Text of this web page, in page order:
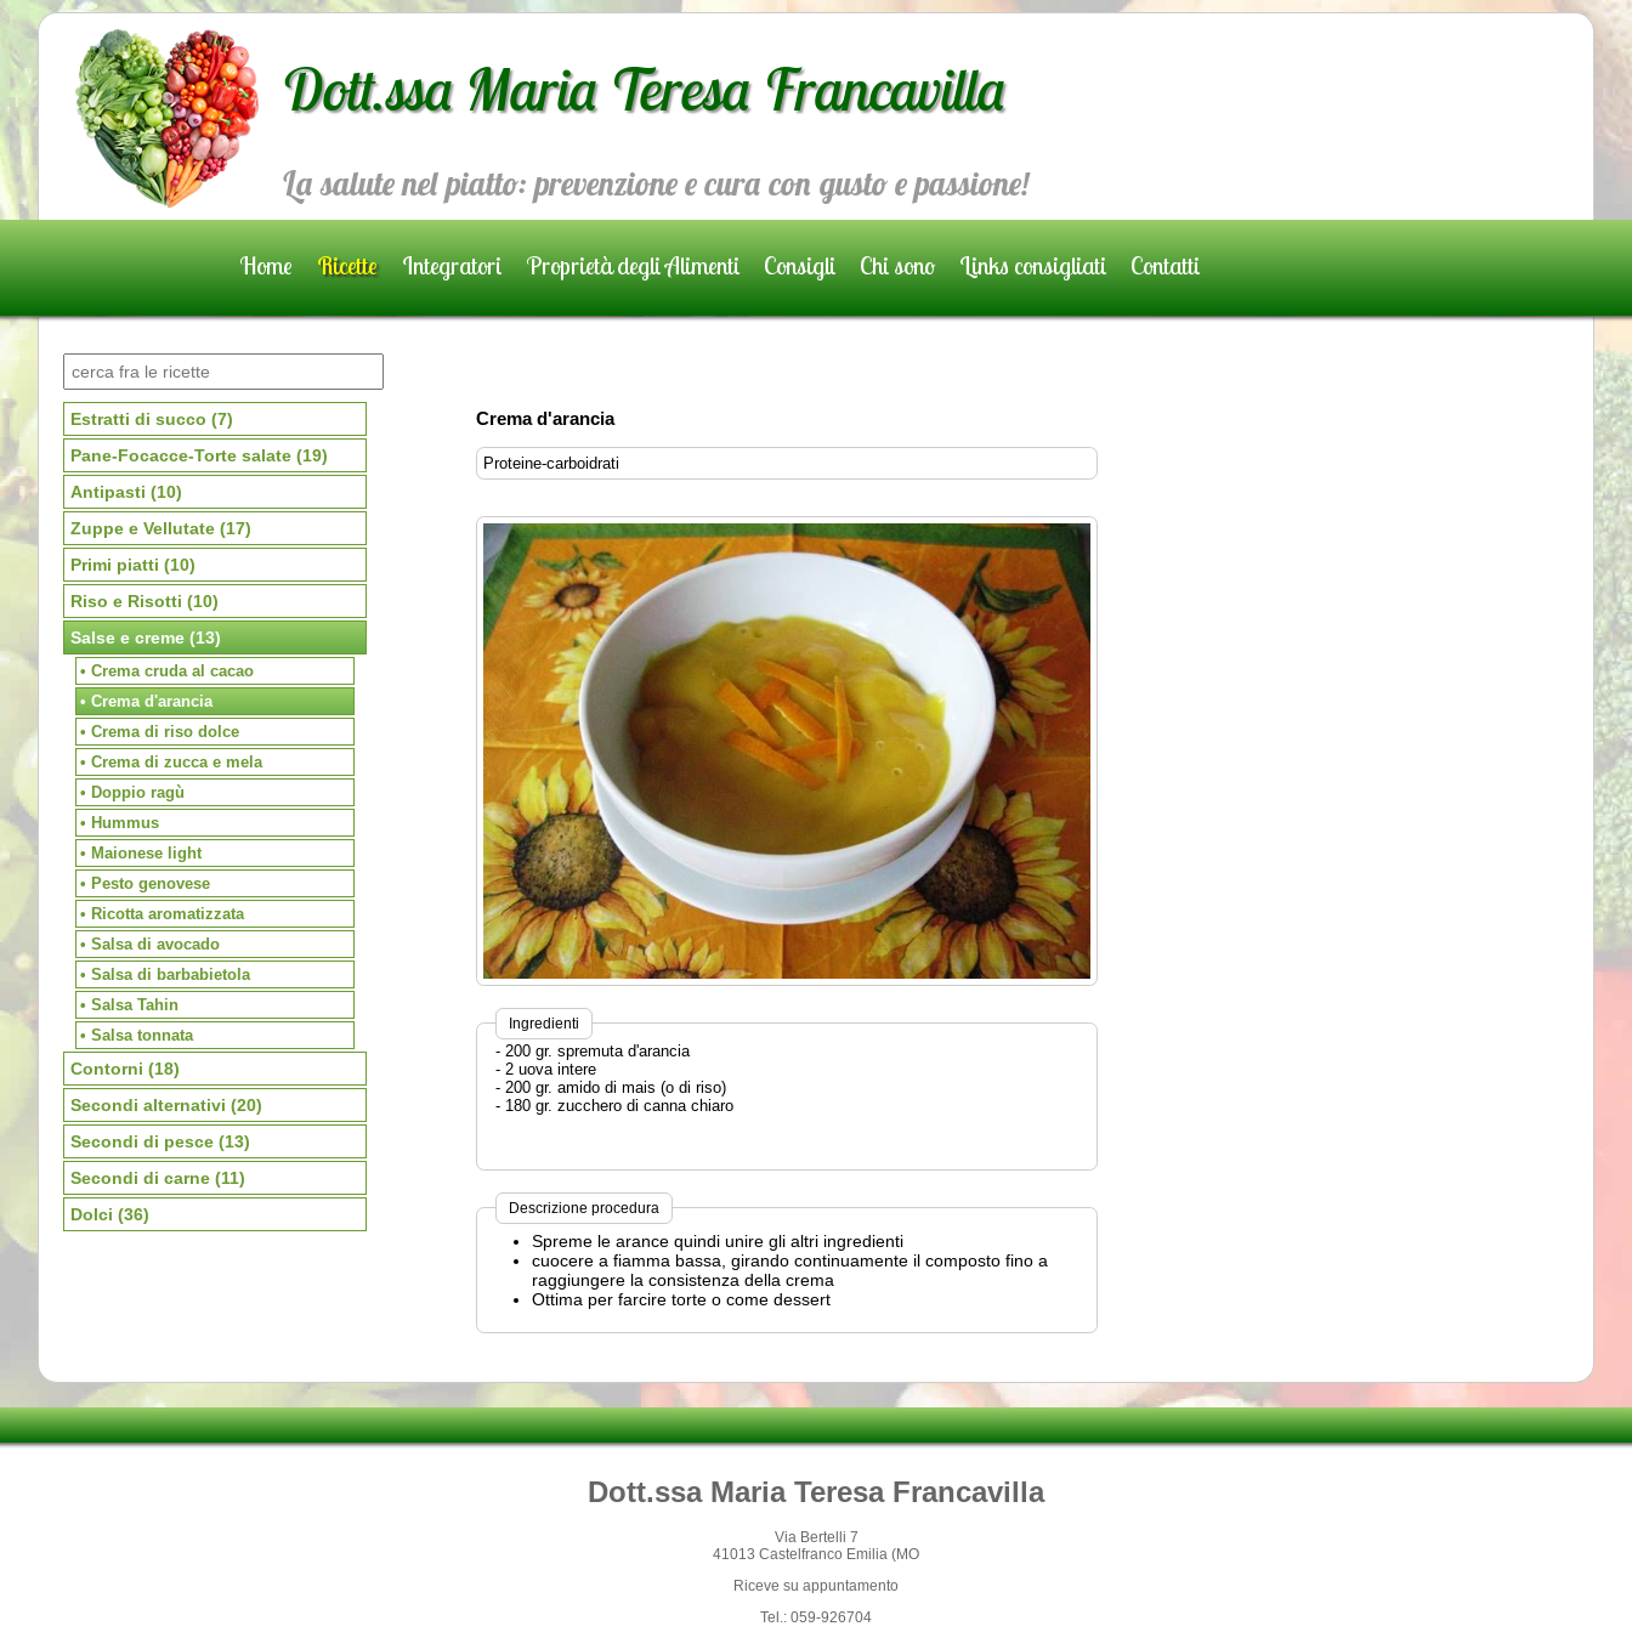
Dott.ssa Maria Teresa Francavilla
La salute nel piatto: prevenzione e cura con gusto e passione!
Home Ricette Integratori Proprietà degli Alimenti Consigli Chi sono Links consigliati Contatti
Prenota una visita
Estratti di succo (7)
Pane-Focacce-Torte salate (19)
Antipasti (10)
Zuppe e Vellutate (17)
Primi piatti (10)
Riso e Risotti (10)
Salse e creme (13)
• Crema cruda al cacao
• Crema d'arancia
• Crema di riso dolce
• Crema di zucca e mela
• Doppio ragù
• Hummus
• Maionese light
• Pesto genovese
• Ricotta aromatizzata
• Salsa di avocado
• Salsa di barbabietola
• Salsa Tahin
• Salsa tonnata
Contorni (18)
Secondi alternativi (20)
Secondi di pesce (13)
Secondi di carne (11)
Dolci (36)
Crema d'arancia
Proteine-carboidrati
Ingredienti
- 200 gr. spremuta d'arancia
- 2 uova intere
- 200 gr. amido di mais (o di riso)
- 180 gr. zucchero di canna chiaro
Descrizione procedura
Spreme le arance quindi unire gli altri ingredienti
cuocere a fiamma bassa, girando continuamente il composto fino a
raggiungere la consistenza della crema
Ottima per farcire torte o come dessert
Dott.ssa Maria Teresa Francavilla
Via Bertelli 7
41013 Castelfranco Emilia (MO
Riceve su appuntamento
Tel.: 059-926704